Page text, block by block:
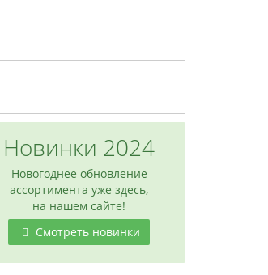
Новинки 2024
Новогоднее обновление
ассортимента уже здесь,
на нашем сайте!
Смотреть новинки